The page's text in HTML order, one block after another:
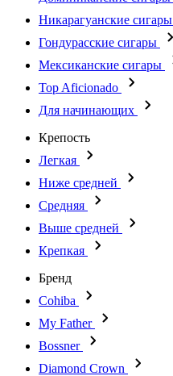
Никарагуанские сигары
Гондурасские сигары
Мексиканские сигары
Top Aficionado
Для начинающих
Крепость
Легкая
Ниже средней
Средняя
Выше средней
Крепкая
Бренд
Cohiba
My Father
Bossner
Diamond Crown